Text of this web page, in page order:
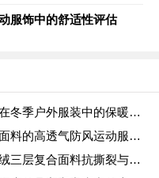
服饰中的舒适性评估
英杰：压花摇粒绒三层复合面料在冬季户外服装中的保暖性能优化研究
英杰：基于压花摇粒绒三层复合面料的高透气防风运动服饰开发
英杰：应用于滑雪服的压花摇粒绒三层复合面料抗撕裂与耐磨性提升技术